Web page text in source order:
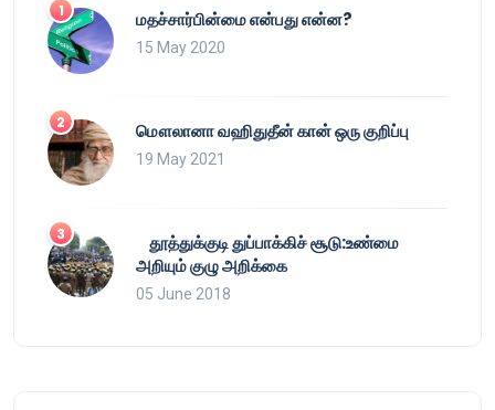
மதச்சார்பின்மை என்பது என்ன?
15 May 2020
மௌலானா வஹிதுதீன் கான் ஒரு குறிப்பு
19 May 2021
தூத்துக்குடி துப்பாக்கிச் சூடு:உண்மை
அறியும் குழு அறிக்கை
05 June 2018